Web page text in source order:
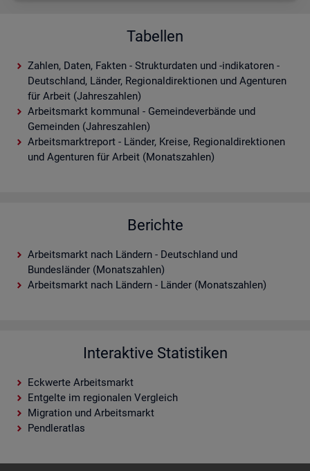
Tabellen
Zahlen, Daten, Fakten - Strukturdaten und -indikatoren -
Deutschland, Länder, Regionaldirektionen und Agenturen
für Arbeit (Jahreszahlen)
Arbeitsmarkt kommunal - Gemeindeverbände und
Gemeinden (Jahreszahlen)
Arbeitsmarktreport - Länder, Kreise, Regionaldirektionen
und Agenturen für Arbeit (Monatszahlen)
Berichte
Arbeitsmarkt nach Ländern - Deutschland und
Bundesländer (Monatszahlen)
Arbeitsmarkt nach Ländern - Länder (Monatszahlen)
Interaktive Statistiken
Eckwerte Arbeitsmarkt
Entgelte im regionalen Vergleich
Migration und Arbeitsmarkt
Pendleratlas